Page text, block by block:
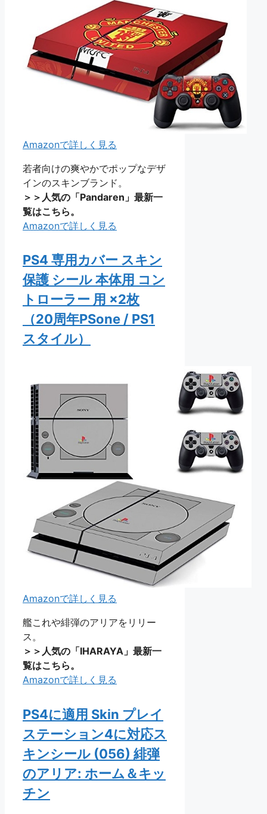
Amazonで詳しく見る
若者向けの爽やかでポップなデザ
インのスキンブランド。
＞＞人気の「Pandaren」最新一
覧はこちら。
Amazonで詳しく見る
PS4 専用カバー スキン
保護 シール 本体用 コン
トローラー 用 ×2枚
（20周年PSone / PS1
スタイル）
Amazonで詳しく見る
艦これや緋弾のアリアをリリー
ス。
＞＞人気の「IHARAYA」最新一
覧はこちら。
Amazonで詳しく見る
PS4に適用 Skin プレイ
ステーション4に対応ス
キンシール (056) 緋弾
のアリア: ホーム＆キッ
チン